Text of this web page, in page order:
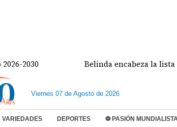
Belinda encabeza la lista de los 50 más
Viernes 07 de Agosto de 2026
VARIEDADES DEPORTES ⚽ PASIÓN